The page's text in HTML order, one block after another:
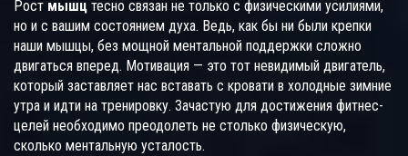
Рост мышц тесно связан не только с физическими усилиями,
но и с вашим состоянием духа. Ведь, как бы ни были крепки
наши мышцы, без мощной ментальной поддержки сложно
двигаться вперед. Мотивация — это тот невидимый двигатель,
который заставляет нас вставать с кровати в холодные зимние
утра и идти на тренировку. Зачастую для достижения фитнес-
целей необходимо преодолеть не столько физическую,
сколько ментальную усталость.